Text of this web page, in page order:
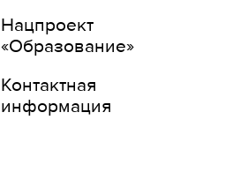
Нацпроект
«Образование»
Контактная
информация